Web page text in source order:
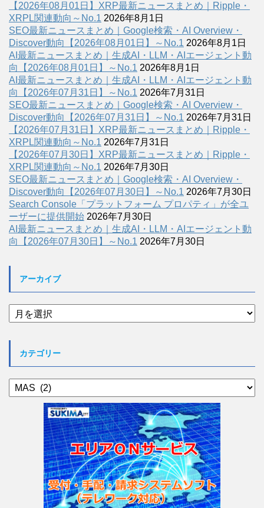
【2026年08月01日】XRP最新ニュースまとめ｜Ripple・
XRPL関連動向～No.1 2026年8月1日
SEO最新ニュースまとめ｜Google検索・AI Overview・
Discover動向【2026年08月01日】～No.1 2026年8月1日
AI最新ニュースまとめ｜生成AI・LLM・AIエージェント動
向【2026年08月01日】～No.1 2026年8月1日
AI最新ニュースまとめ｜生成AI・LLM・AIエージェント動
向【2026年07月31日】～No.1 2026年7月31日
SEO最新ニュースまとめ｜Google検索・AI Overview・
Discover動向【2026年07月31日】～No.1 2026年7月31日
【2026年07月31日】XRP最新ニュースまとめ｜Ripple・
XRPL関連動向～No.1 2026年7月31日
【2026年07月30日】XRP最新ニュースまとめ｜Ripple・
XRPL関連動向～No.1 2026年7月30日
SEO最新ニュースまとめ｜Google検索・AI Overview・
Discover動向【2026年07月30日】～No.1 2026年7月30日
Search Console「プラットフォーム プロパティ」が全ユ
ーザーに提供開始 2026年7月30日
AI最新ニュースまとめ｜生成AI・LLM・AIエージェント動
向【2026年07月30日】～No.1 2026年7月30日
アーカイブ
ア
ー
カテゴリー
カ
テ